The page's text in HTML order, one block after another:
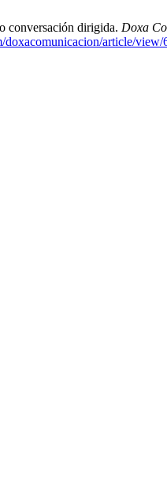
conversación dirigida. Doxa
doxacomunicacion/article/view/